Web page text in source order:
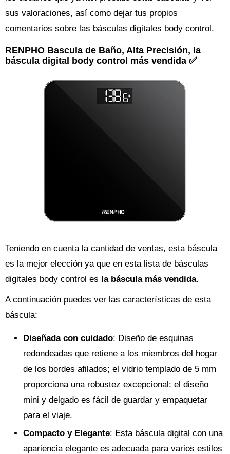
sus valoraciones, así como dejar tus propios
comentarios sobre las básculas digitales body control.
RENPHO Bascula de Baño, Alta Precisión, la
báscula digital body control más vendida ✅
Teniendo en cuenta la cantidad de ventas, esta báscula
es la mejor elección ya que en esta lista de básculas
digitales body control es la báscula más vendida.
A continuación puedes ver las características de esta
báscula:
Diseñada con cuidado: Diseño de esquinas
redondeadas que retiene a los miembros del hogar
de los bordes afilados; el vidrio templado de 5 mm
proporciona una robustez excepcional; el diseño
mini y delgado es fácil de guardar y empaquetar
para el viaje.
Compacto y Elegante: Esta báscula digital con una
apariencia elegante es adecuada para varios estilos